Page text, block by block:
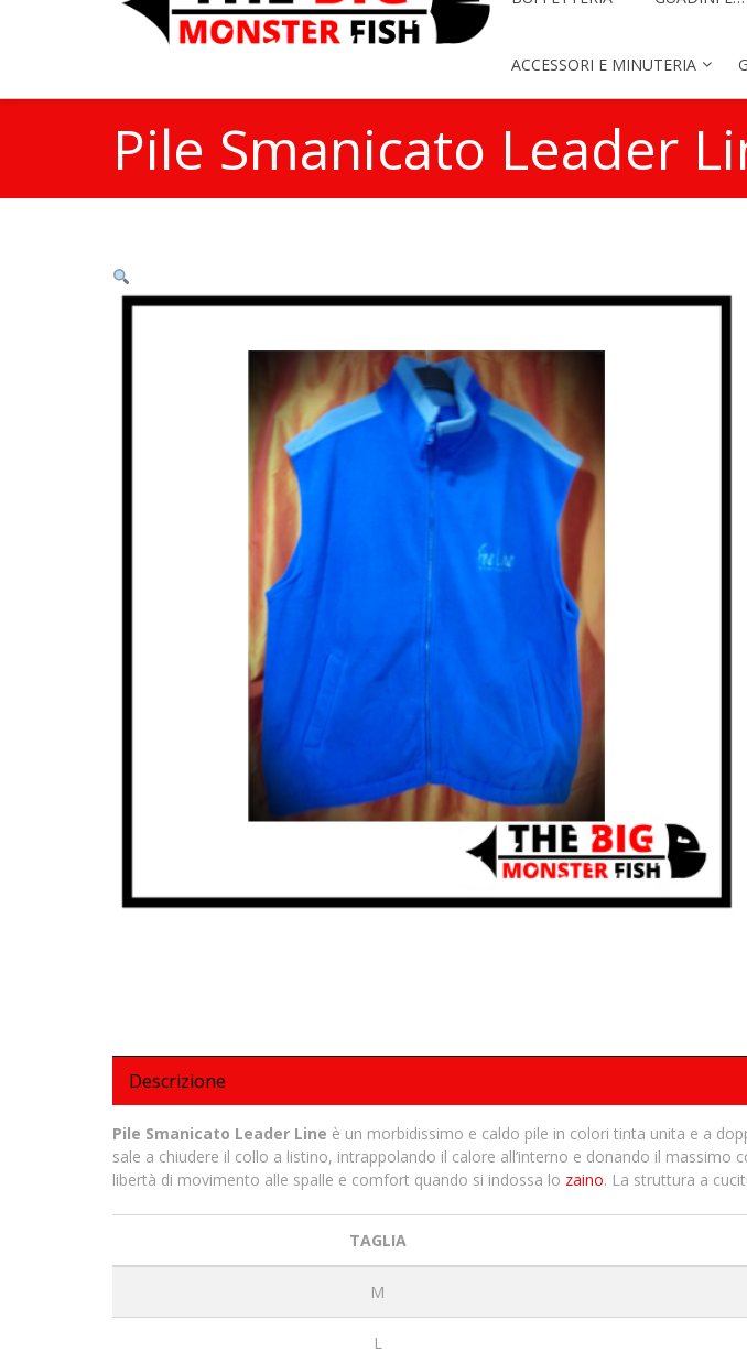
ACCESSORI E MINUTERIA
Pile Smanicato Leader
Descrizione
Pile Smanicato Leader Line è un morbidissimo e caldo pile in colori tinta unita e a
sale a chiudere il collo a listino, intrappolando il calore all’interno e donando il massimo
libertà di movimento alle spalle e comfort quando si indossa lo zaino. La struttura a
TAGLIA
M
L